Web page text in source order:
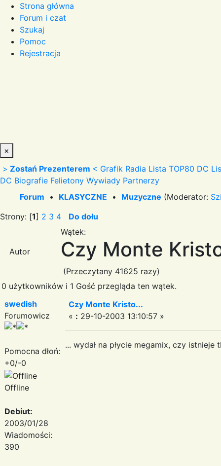
Strona główna
Forum i czat
Szukaj
Pomoc
Rejestracja
×
> Zostań Prezenterem < Grafik Radia Lista TOP80 DC
DC Biografie Felietony Wywiady Partnerzy
Forum • KLASYCZNE • Muzyczne (Moderator:
Strony: [1] 2 3 4 Do dołu
Autor
Wątek:
Czy Monte
(Przeczytany 41625 razy)
0 użytkowników i 1 Gość przegląda ten wątek.
swedish
Forumowicz
Pomocna dłoń:
+0/-0
Offline
Debiut:
2003/01/28
Wiadomości:
390
Czy Monte Kristo...
« : 29-10-2003 13:10:57 »
... wydał na płycie megamix, czy